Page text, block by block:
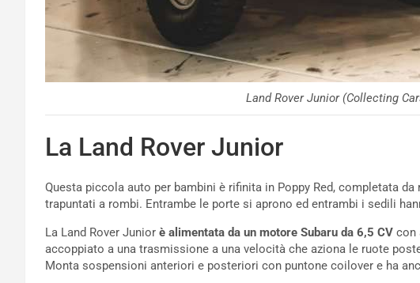
Land Rover Junior (Collecting
La Land Rover Junior
Questa piccola auto per bambini è rifinita in Poppy Red, completata
trapuntati a rombi. Entrambe le porte si aprono ed entrambi i sedili
La Land Rover Junior è alimentata da un motore Subaru da 6,5 ​​CV con
accoppiato a una trasmissione a una velocità che aziona le ruote
Monta sospensioni anteriori e posteriori con puntone coilover e ha